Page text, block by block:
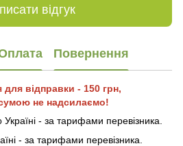
відгук
Повернення
відправки - 150 грн,
не надсилаємо!
Україні - за тарифами перевізника.
- за тарифами перевізника.